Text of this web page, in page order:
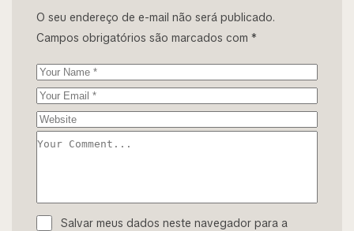
O seu endereço de e-mail não será publicado.
Campos obrigatórios são marcados com *
Salvar meus dados neste navegador para a